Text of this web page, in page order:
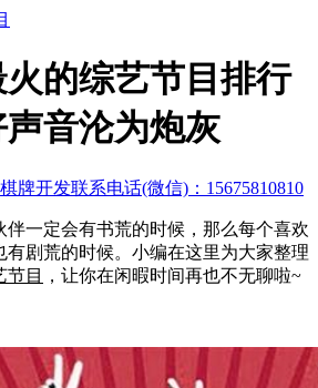
火的综艺节目排行
音沦为炮灰
棋牌开发联系电话(微信)：15675810810
一定会有书荒的时候，那么每个喜欢
有剧荒的时候。小编在这里为大家整理
节目 ，让你在闲暇时间再也不无聊啦~